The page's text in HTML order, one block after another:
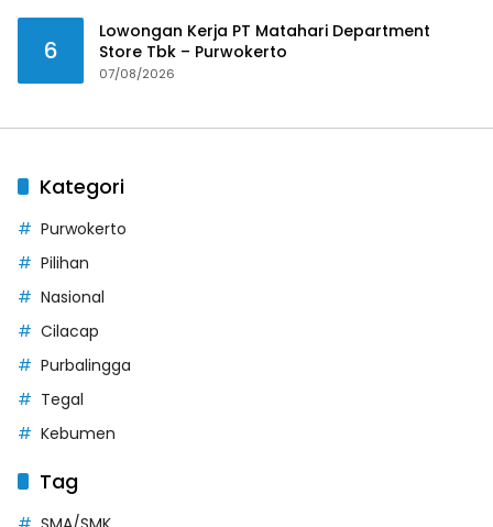
6
Lowongan Kerja PT Matahari Department
Store Tbk – Purwokerto
07/08/2026
Kategori
Purwokerto
Pilihan
Nasional
Cilacap
Purbalingga
Tegal
Kebumen
Tag